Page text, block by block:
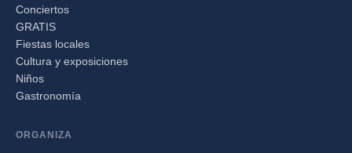
Conciertos
GRATIS
Fiestas locales
Cultura y exposiciones
Niños
Gastronomía
ORGANIZA